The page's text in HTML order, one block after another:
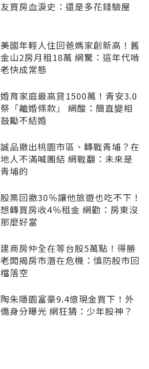
友買房血淚史：還是多花錢驗屋
美國年輕人住回爸媽家創新高！舊
金山2房月租18萬 網驚：這年代啃
老快成常態
婚育家庭最高貸1500萬！青安3.0
祭「離婚條款」 網酸：簡直變相
鼓勵不結婚
誠品撤出桃園市區、轉戰青埔？在
地人不滿喊團結 網戰翻：未來是
青埔的
股票回撤30％讓他旅遊也吃不下！
想轉買房收4％租金 網勸：房東沒
那麼好當
建商房仲全在等台股5萬點！得勝
老闆揭房市潛在危機：慎防股市回
檔落空
陶朱隱園富豪9.4億現金買下！外
僑身分曝光 網狂猜：少年股神？